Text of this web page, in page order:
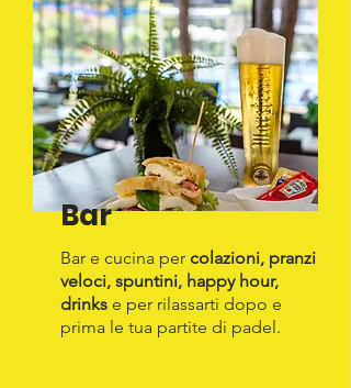
Bar
Bar e cucina per colazioni, pranzi
veloci, spuntini, happy hour,
drinks e per rilassarti dopo e
prima le tua partite di padel.